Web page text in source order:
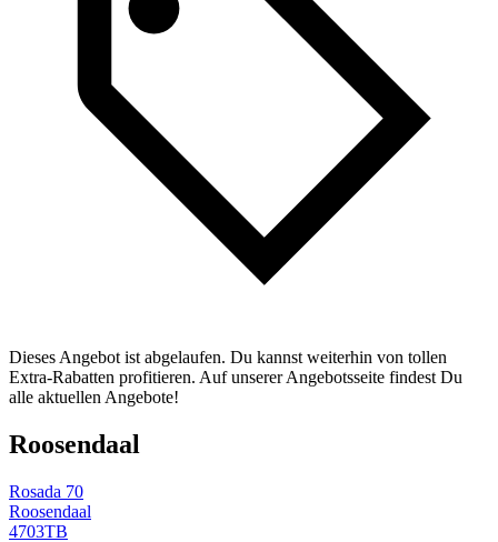
Dieses Angebot ist abgelaufen. Du kannst weiterhin von tollen
Extra-Rabatten profitieren. Auf unserer Angebotsseite findest Du
alle aktuellen Angebote!
Roosendaal
Rosada 70
Roosendaal
4703TB